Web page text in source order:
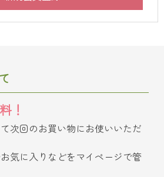
！
次回のお買い物にお使いいただ
気に入りなどをマイページで管